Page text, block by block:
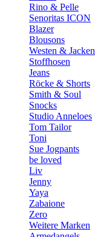
Rino & Pelle
Senoritas ICON
Blazer
Blousons
Westen & Jacken
Stoffhosen
Jeans
Röcke & Shorts
Smith & Soul
Snocks
Studio Anneloes
Tom Tailor
Toni
Sue Jogpants
be loved
Liv
Jenny
Yaya
Zabaione
Zero
Weitere Marken